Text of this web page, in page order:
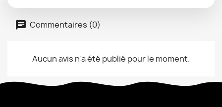
Commentaires (0)
Aucun avis n'a été publié pour le moment.